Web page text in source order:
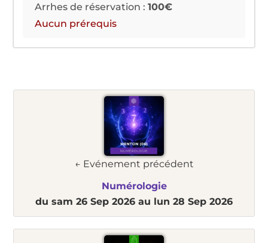
Arrhes de réservation :100€
Aucun prérequis
← Evénement précédent
Numérologie
du sam 26 Sep 2026 au lun 28 Sep 2026